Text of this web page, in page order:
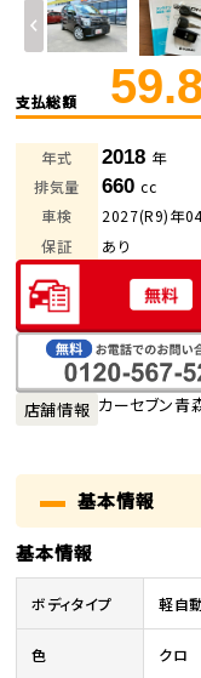
支払総額 59.8
年式 2018 年
排気量
660cc
車検
2027(R9)年
保証
あり
店舗情報 カーセブン青
基本情報
基本情報
ボディタイプ 軽自
色 クロ